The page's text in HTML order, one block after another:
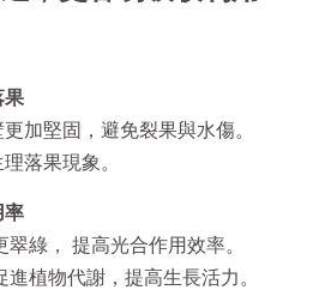
果
加堅固，避免裂果與水傷。
落果現象。
率
綠， 提高光合作用效率。
植物代謝，提高生長活力。